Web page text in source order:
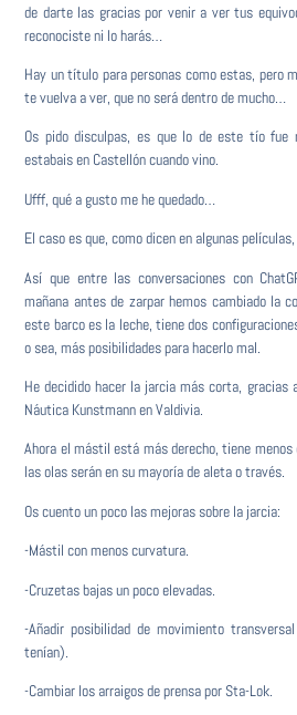
de darte las gracias por venir a ver tus
reconociste ni lo harás…
Hay un título para personas como estas, pero
te vuelva a ver, que no será dentro de mucho…
Os pido disculpas, es que lo de este tío
estabais en Castellón cuando vino.
Ufff, qué a gusto me he quedado…
El caso es que, como dicen en algunas
Así que entre las conversaciones con
mañana antes de zarpar hemos cambiado la
este barco es la leche, tiene dos
o sea, más posibilidades para hacerlo mal.
He decidido hacer la jarcia más corta, gracias
Náutica Kunstmann en Valdivia.
Ahora el mástil está más derecho, tiene
las olas serán en su mayoría de aleta o través.
Os cuento un poco las mejoras sobre la jarcia:
-Mástil con menos curvatura.
-Cruzetas bajas un poco elevadas.
-Añadir posibilidad de movimiento
tenían).
-Cambiar los arraigos de prensa por Sta-Lok.